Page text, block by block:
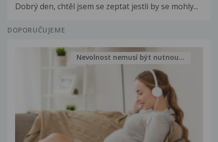
Dobrý den, chtěl jsem se zeptat jestli by se mohly...
DOPORUČUJEME
Nevolnost nemusí být nutnou...